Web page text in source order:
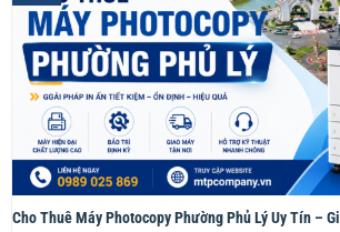
Cho Thuê Máy Photocopy Phường Phủ Lý Uy Tín –